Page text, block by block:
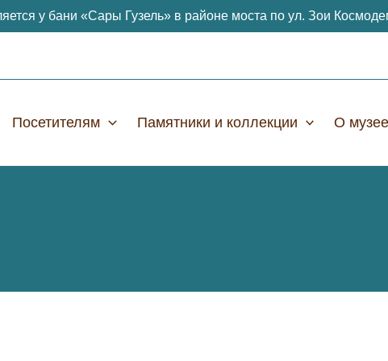
у бани «Сары Гузель» в районе моста по ул. Зои
Посетителям Памятники и коллекции О музее